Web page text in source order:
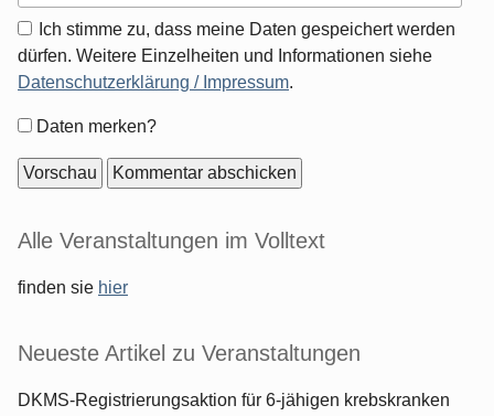
Ich stimme zu, dass meine Daten gespeichert werden
dürfen. Weitere Einzelheiten und Informationen siehe
Datenschutzerklärung / Impressum.
Formular-
Daten merken?
Seitenleiste
Alle Veranstaltungen im Volltext
finden sie hier
Neueste Artikel zu Veranstaltungen
DKMS-Registrierungsaktion für 6-jähigen krebskranken